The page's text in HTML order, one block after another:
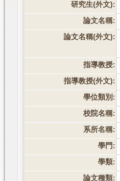
研究生(外文):
論文名稱:
論文名稱(外文):
指導教授:
指導教授(外文):
學位類別:
校院名稱:
系所名稱:
學門:
學類:
論文種類: